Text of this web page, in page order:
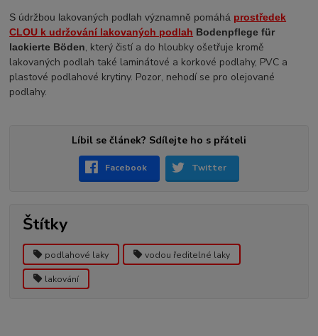
S údržbou lakovaných podlah významně pomáhá prostředek
CLOU k udržování lakovaných podlah Bodenpflege für
lackierte Böden, který čistí a do hloubky ošetřuje kromě
lakovaných podlah také laminátové a korkové podlahy, PVC a
plastové podlahové krytiny. Pozor, nehodí se pro olejované
podlahy.
Líbil se článek? Sdílejte ho s přáteli
Facebook Twitter
Štítky
podlahové laky vodou ředitelné laky
lakování